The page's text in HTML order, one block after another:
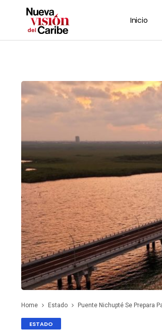
Inicio
Home Estado Puente Nichupté Se Prepara
ESTADO